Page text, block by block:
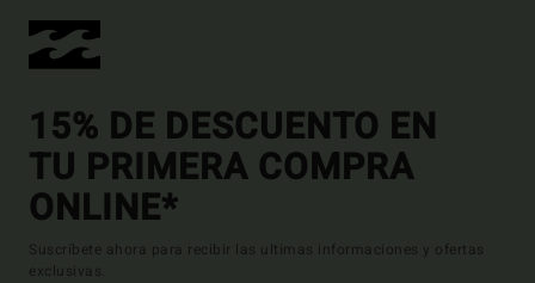
15% DE DESCUENTO EN
TU PRIMERA COMPRA
ONLINE*
Suscríbete ahora para recibir las ultimas informaciones y ofertas
exclusivas.